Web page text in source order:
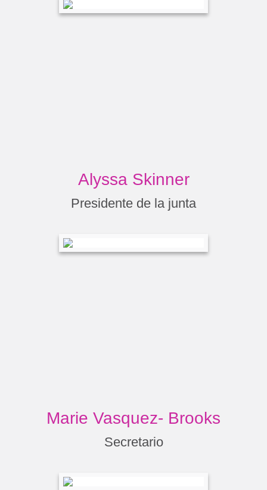
Alyssa Skinner
Presidente de la junta
Marie Vasquez- Brooks
Secretario